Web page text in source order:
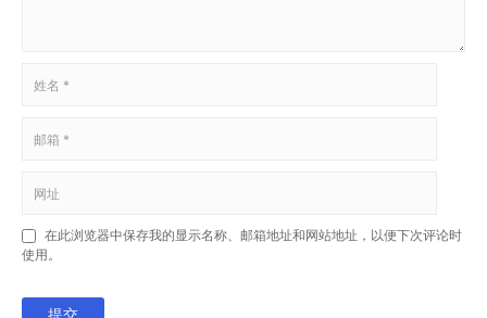
在此浏览器中保存我的显示名称、邮箱地址和网站地址，以便下次评论时
使用。
提交